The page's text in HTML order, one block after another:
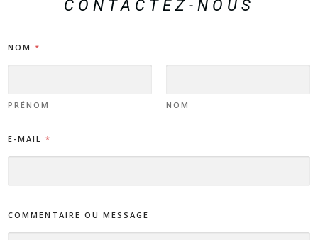
CONTACTEZ-NOUS
NOM *
PRÉNOM NOM
E-MAIL *
COMMENTAIRE OU MESSAGE